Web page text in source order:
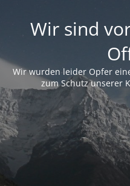
Wir sind
Wir wurden leider Opfer
zum Schutz unserer